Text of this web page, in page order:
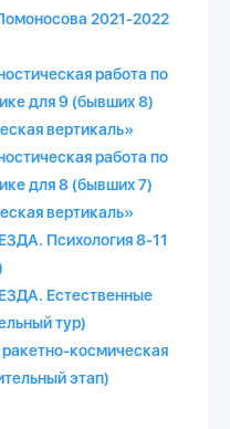
2021-2022
работа по
для 9 (бывших 8)
вертикаль»
работа по
для 8 (бывших 7)
вертикаль»
Психология 8-11
Естественные
тур)
космическая
этап)